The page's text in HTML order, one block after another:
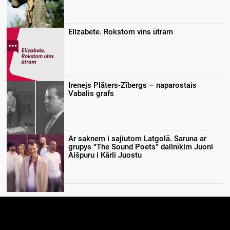
Elizabete. Rokstom vīns ūtram
Irenejs Plāters-Zībergs – naparostais
Vabalis grafs
Ar saknem i sajiutom Latgolā. Saruna ar
grupys “The Sound Poets” dalinīkim Juoni
Aišpuru i Kārli Juostu